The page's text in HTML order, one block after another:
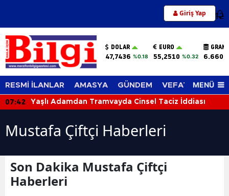
Giriş Yap 12
DOLAR
47,7436 %0.18
EURO
55,2510 %0.32
RESMİ İLANLAR AMASYA GÜNDEM VEFAT EDENLER
MENÜ
07:42 Yaşlı Adamdan Tramvayda Cinsel Taciz İddiası
Mustafa Çiftçi Haberleri
Son Dakika Mustafa Çiftçi
Haberleri